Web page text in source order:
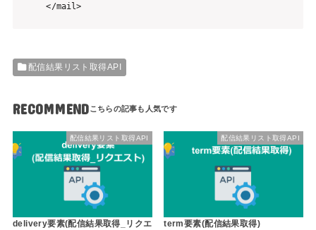
</mail>
配信結果リスト取得API
RECOMMEND
配信結果リスト取得API
delivery要素(配信結果取得_リクエ
配信結果リスト取得API
term要素(配信結果取得)